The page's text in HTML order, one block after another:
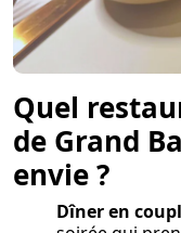
Quel
de Grand
envie ?
Dîner en